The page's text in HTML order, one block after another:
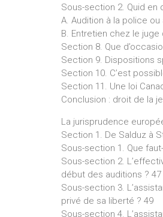
Sous-section 2. Quid en
A. Audition à la police
B. Entretien chez le
Section 8. Que
Section 9. Dispositions
Section 10. C’est
Section 11. Une loi
Conclusion : droit de la
La jurisprudence
Section 1. De Salduz à
Sous-section 1. Que
Sous-section 2.
début des auditions ? 47
Sous-section 3.
privé de sa liberté ? 49
Sous-section 4.